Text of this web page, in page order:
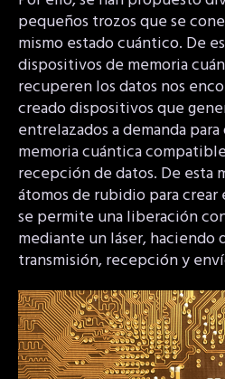
pequeños trozos que se
mismo estado cuántico. De
dispositivos de memoria
recuperen los datos nos
creado dispositivos que
entrelazados a demanda
memoria cuántica
recepción de datos. De esta
átomos de rubidio para crear
se permite una liberación
mediante un láser, haciendo
transmisión, recepción y